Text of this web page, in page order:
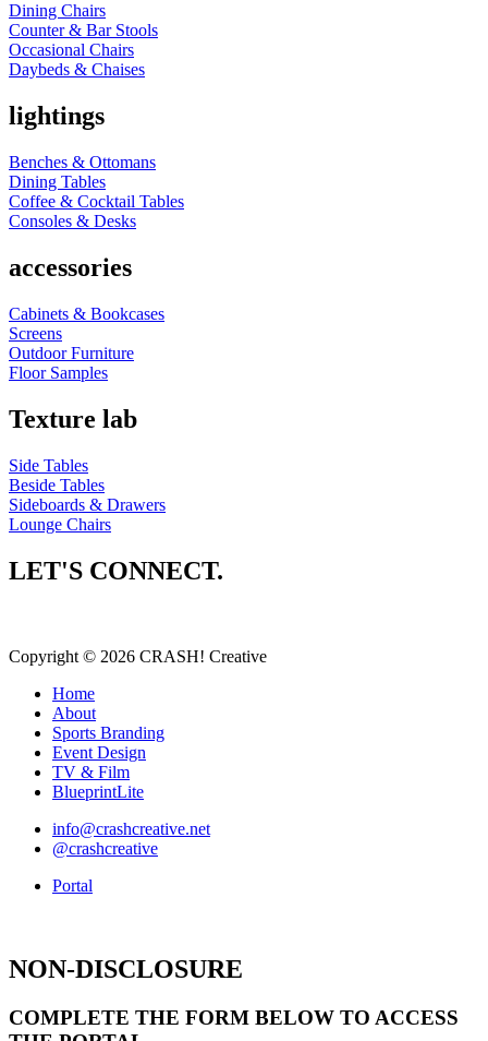
Dining Chairs
Counter & Bar Stools
Occasional Chairs
Daybeds & Chaises
lightings
Benches & Ottomans
Dining Tables
Coffee & Cocktail Tables
Consoles & Desks
accessories
Cabinets & Bookcases
Screens
Outdoor Furniture
Floor Samples
Texture lab
Side Tables
Beside Tables
Sideboards & Drawers
Lounge Chairs
LET'S CONNECT.
Copyright © 2026 CRASH! Creative
Home
About
Sports Branding
Event Design
TV & Film
BlueprintLite
info@crashcreative.net
@crashcreative
Portal
NON-DISCLOSURE
COMPLETE THE FORM BELOW TO ACCESS